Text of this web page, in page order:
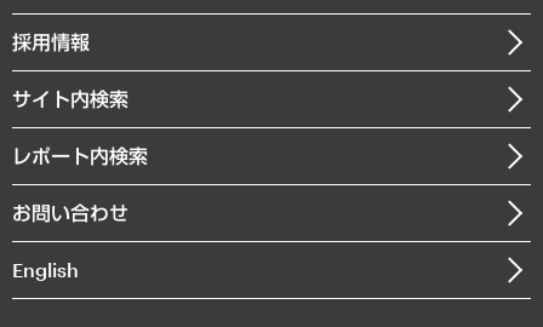
GRC（ガバナンス・リスク・コンプライアンス）・防災（政策）
経済・産業・雇用・労働
まちづくり・観光・交通・スポーツ・スマートシティ
自然資源・農林水産業・食料システム
経営用語集
受託・受注実績（官公庁関連）
メディア掲載・出演
社長メッセージ
会社概要
沿革
組織図・本部部室紹介
インドネシア現地法人
ニュースリリース
お知らせ
採用情報
サイト内検索
レポート内検索
お問い合わせ
English